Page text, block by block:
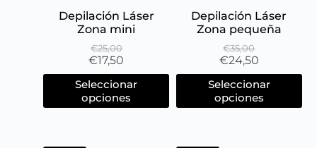
Depilación Láser
Zona mini
€25,00
€17,50
Seleccionar
opciones
Depilación Láser
Zona pequeña
€35,00
€24,50
Seleccionar
opciones